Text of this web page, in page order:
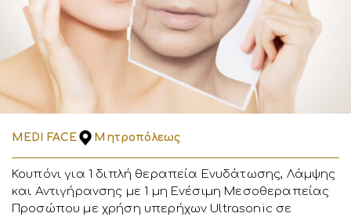
MEDI FACE Μητροπόλεως
Κουπόνι για 1 διπλή θεραπεία Ενυδάτωσης, Λάμψης
και Αντιγήρανσης με 1 μη Ενέσιμη Μεσοθεραπείας
Προσώπου με χρήση υπερήχων Ultrasonic σε